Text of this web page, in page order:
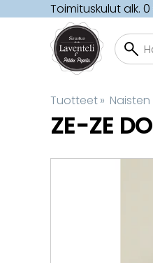
Toimituskulut alk. 0
Tuotteet‪»
ZE-ZE